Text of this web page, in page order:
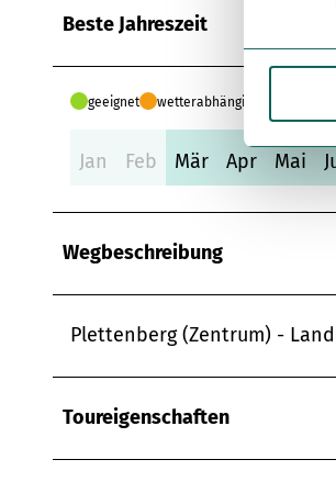
l
l
g
u
s
a
Beste Jahreszeit
geeignet wetterabhängig
Jan Feb Mär Apr Mai
Wegbeschreibung
Plettenberg (Zentrum) -
Toureigenschaften